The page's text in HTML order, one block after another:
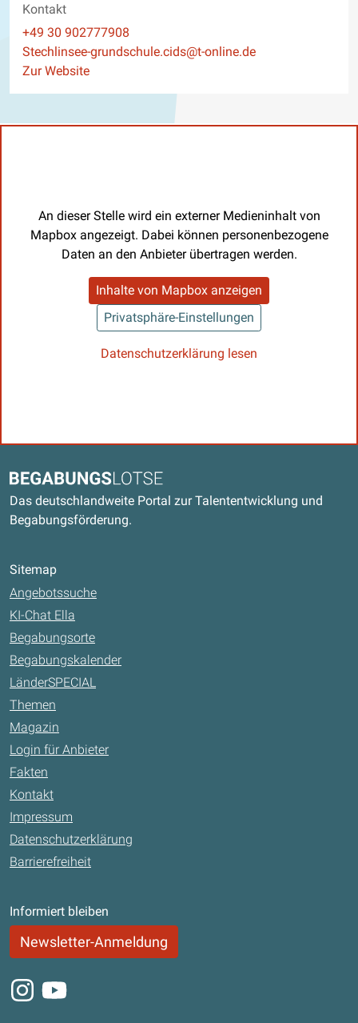
Kontakt
Telefon
+49 30 902777908
E-Mail
Stechlinsee-grundschule.cids@t-online.de
Website
Zur Website
An dieser Stelle wird ein externer Medieninhalt von
Mapbox angezeigt. Dabei können personenbezogene
Daten an den Anbieter übertragen werden.
Inhalte von Mapbox anzeigen
Privatsphäre-Einstellungen
Datenschutzerklärung lesen
Begabungslotse
Das deutschlandweite Portal zur Talententwicklung und
Begabungsförderung.
Sitemap
Angebotssuche
KI-Chat Ella
Begabungsorte
Begabungskalender
LänderSPECIAL
Themen
Magazin
Login für Anbieter
Fakten
Kontakt
Impressum
Datenschutzerklärung
Barrierefreiheit
Informiert bleiben
Newsletter-Anmeldung
Instagram
Youtube